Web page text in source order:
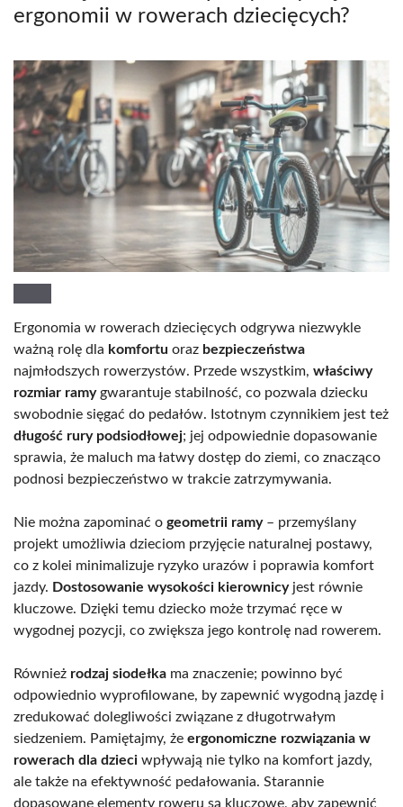
ergonomii w rowerach dziecięcych?
Ergonomia w rowerach dziecięcych odgrywa niezwykle
ważną rolę dla komfortu oraz bezpieczeństwa
najmłodszych rowerzystów. Przede wszystkim, właściwy
rozmiar ramygwarantuje stabilność, co pozwala dziecku
swobodnie sięgać do pedałów. Istotnym czynnikiem jest też
długość rury podsiodłowej; jej odpowiednie dopasowanie
sprawia, że maluch ma łatwy dostęp do ziemi, co znacząco
podnosi bezpieczeństwo w trakcie zatrzymywania.
Nie można zapominać o geometrii ramy– przemyślany
projekt umożliwia dzieciom przyjęcie naturalnej postawy,
co z kolei minimalizuje ryzyko urazów i poprawia komfort
jazdy. Dostosowanie wysokości kierownicyjest równie
kluczowe. Dzięki temu dziecko może trzymać ręce w
wygodnej pozycji, co zwiększa jego kontrolę nad rowerem.
Również rodzaj siodełka ma znaczenie; powinno być
odpowiednio wyprofilowane, by zapewnić wygodną jazdę i
zredukować dolegliwości związane z długotrwałym
siedzeniem. Pamiętajmy, że ergonomiczne rozwiązania w
rowerach dla dzieci wpływają nie tylko na komfort jazdy,
ale także na efektywność pedałowania. Starannie
dopasowane elementy roweru są kluczowe, aby zapewnić